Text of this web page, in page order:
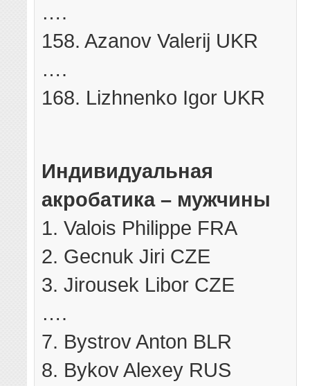
….
158. Azanov Valerij UKR
….
168. Lizhnenko Igor UKR
Индивидуальная
акробатика – мужчины
1. Valois Philippe FRA
2. Gecnuk Jiri CZE
3. Jirousek Libor CZE
….
7. Bystrov Anton BLR
8. Bykov Alexey RUS